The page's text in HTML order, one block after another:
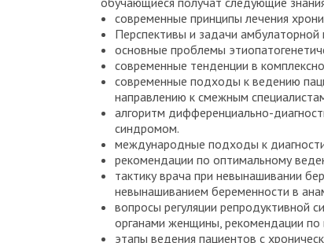
современные принципы лечения
Перспективы и задачи амбулаторной
основные проблемы
современные тенденции в
современные подходы к ведению
направлению к смежным
алгоритм дифференциально-
синдромом.
международные подходы к
рекомендации по оптимальному
тактику врача при невынашивании
невынашиванием беременности в
вопросы регуляции репродуктивной
органами женщины, рекомендации
этапы ведения пациентов с